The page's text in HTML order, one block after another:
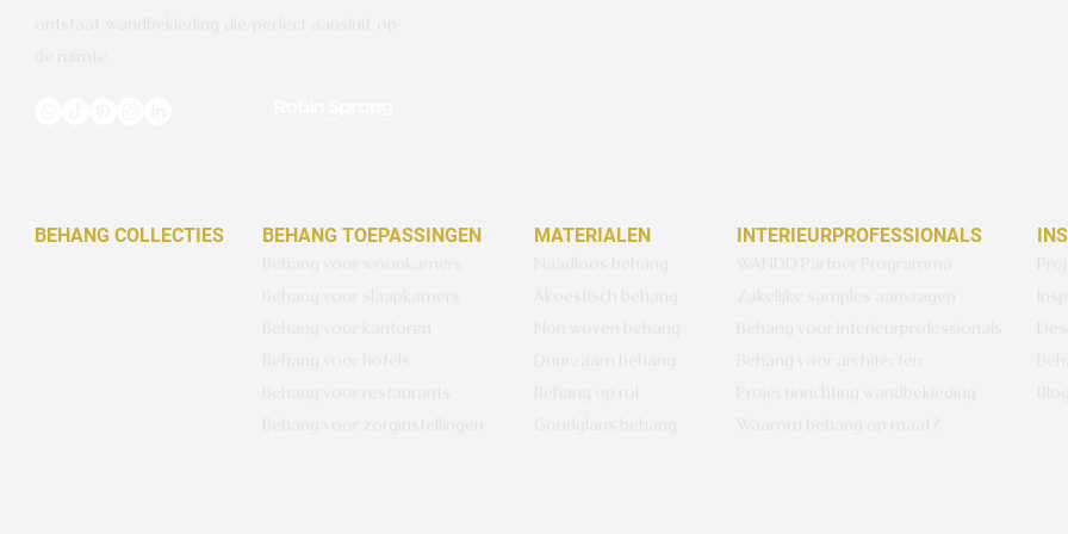
ontstaat wandbekleding die perfect aansluit op
de ruimte.
BEHANG COLLECTIES BEHANG TOEPASSINGEN
Behang voor woonkamers
Behang voor slaapkamers
Behang voor kantoren
Behang voor hotels
Behang voor restaurants
Behang voor zorginstellingen
MATERIALEN
Naadloos behang
Akoestisch behang
Non woven behang
Duurzaam behang
Behang op rol
Goudglans behang
INTERIEURPROFESSIONALS
WANDD Partner Programma
Zakelijke samples aanvragen
Behang voor interieurprofessionals
Behang voor architecten
Projectinrichting wandbekleding
Waarom behang op maat?
Blog